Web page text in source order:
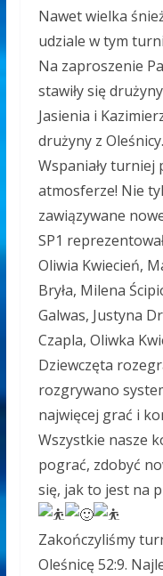
Nawet wielka
udziale w tym
Na zaproszenie
stawiły się
Jasienia i
drużyny z Oleśnicy.
Wspaniały turniej
atmosferze! Nie
zawiązywane
SP1
Oliwia Kwiecień,
Bryła, Milena
Galwas, Justyna
Czapla, Oliwka
Dziewczęta
rozgrywano
najwięcej grać i
Wszystkie nasze
pograć, zdobyć
się, jak to jest na
Zakończyliśmy
Oleśnicę 52:9.